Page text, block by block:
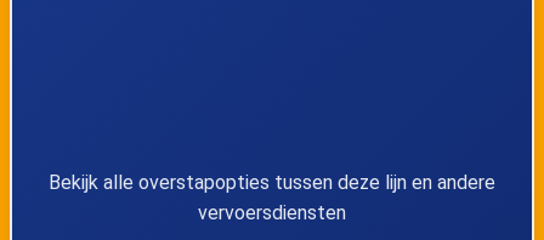
Bekijk alle overstapopties tussen deze lijn en andere
vervoersdiensten